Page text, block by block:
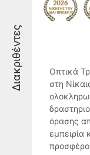
Διακριθέντες
Οπτικά
στη
όρασης
εμπειρία